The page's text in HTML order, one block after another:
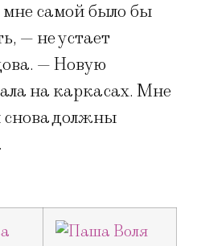
самой было бы
— не устает
— Новую
на каркасах. Мне
снова должны